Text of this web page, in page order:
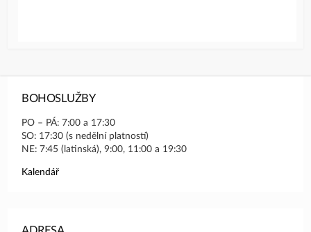
BOHOSLUŽBY
PO – PÁ: 7:00 a 17:30
SO: 17:30 (s nedělní platností)
NE: 7:45 (latinská), 9:00, 11:00 a 19:30
Kalendář